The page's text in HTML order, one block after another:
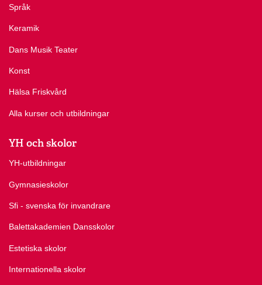
Språk
Keramik
Dans Musik Teater
Konst
Hälsa Friskvård
Alla kurser och utbildningar
YH och skolor
YH-utbildningar
Gymnasieskolor
Sfi - svenska för invandrare
Balettakademien Dansskolor
Estetiska skolor
Internationella skolor